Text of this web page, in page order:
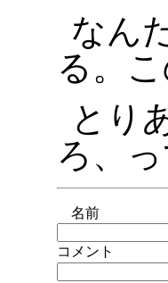
なん
る。
とり
ろ、
名前
コメント